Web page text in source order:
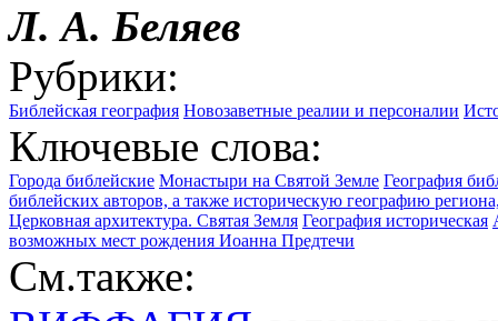
Л. А. Беляев
Рубрики:
Библейская география Новозаветные реалии и персоналии
Ключевые слова:
Города библейские Монастыри на Святой Земле География
библейских авторов, а также историческую географию
Церковная архитектура. Святая Земля География историческая
возможных мест рождения Иоанна Предтечи
См.также: